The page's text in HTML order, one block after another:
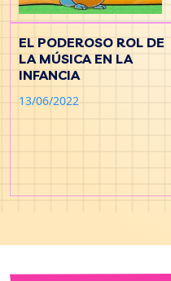
EL PODEROSO ROL DE
LA MÚSICA EN LA
INFANCIA
13/06/2022